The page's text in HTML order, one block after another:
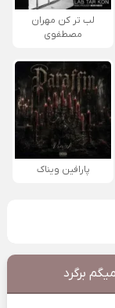
لب تر کن مهران
مصطفوی
پارافین ویناک
برگرد